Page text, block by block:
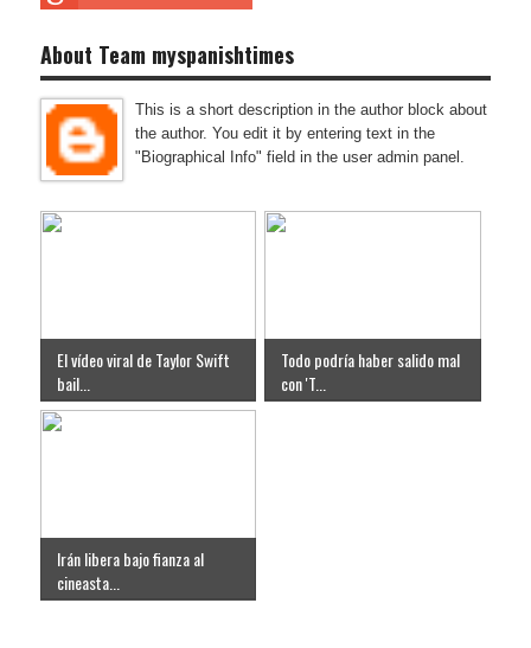
About Team myspanishtimes
This is a short description in the author block about
the author. You edit it by entering text in the
"Biographical Info" field in the user admin panel.
El vídeo viral de Taylor Swift
bail...
Todo podría haber salido mal
con 'T...
Irán libera bajo fianza al
cineasta...